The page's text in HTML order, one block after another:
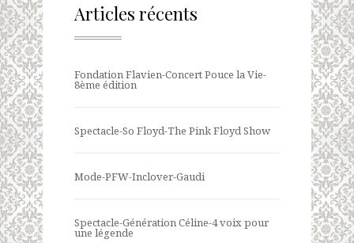
Articles récents
Fondation Flavien-Concert Pouce la Vie-
8ème édition
Spectacle-So Floyd-The Pink Floyd Show
Mode-PFW-Inclover-Gaudi
Spectacle-Génération Céline-4 voix pour
une légende